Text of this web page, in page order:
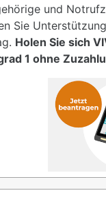
und
Sie
Holen Sie sich
1 ohne